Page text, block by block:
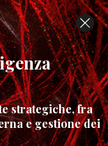
strategiche, fra
e gestione dei